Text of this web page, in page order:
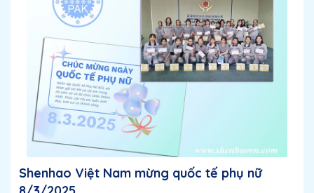
Shenhao Việt Nam mừng quốc tế phụ nữ